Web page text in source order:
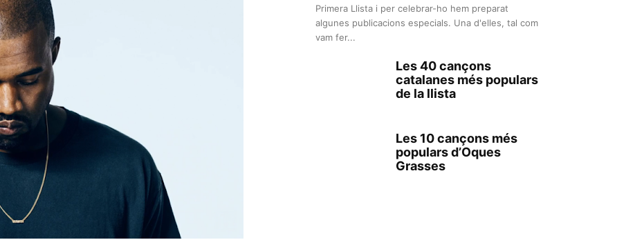
Primera Llista i per celebrar-ho hem preparat
algunes publicacions especials. Una d'elles, tal com
vam fer...
Les 40 cançons
catalanes més populars
de la llista
Les 10 cançons més
populars d’Oques
Grasses